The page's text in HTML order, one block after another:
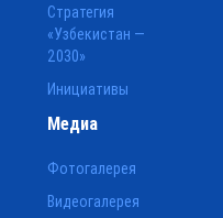
Стратегия
«Узбекистан —
2030»
Инициативы
Медиа
Фотогалерея
Видеогалерея